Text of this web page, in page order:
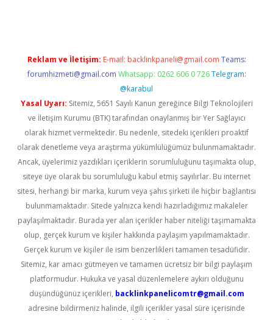
Reklam ve İletişim: E-mail: backlinkpaneli@gmail.com Teams:
forumhizmeti@gmail.com Whatsapp: 0262 606 0 726 Telegram:
@karabul
Yasal Uyarı: Sitemiz, 5651 Sayılı Kanun gereğince Bilgi Teknolojileri
ve İletişim Kurumu (BTK) tarafından onaylanmış bir Yer Sağlayıcı
olarak hizmet vermektedir. Bu nedenle, sitedeki içerikleri proaktif
olarak denetleme veya araştırma yükümlülüğümüz bulunmamaktadır.
Ancak, üyelerimiz yazdıkları içeriklerin sorumluluğunu taşımakta olup,
siteye üye olarak bu sorumluluğu kabul etmiş sayılırlar. Bu internet
sitesi, herhangi bir marka, kurum veya şahıs şirketi ile hiçbir bağlantısı
bulunmamaktadır. Sitede yalnızca kendi hazırladığımız makaleler
paylaşılmaktadır. Burada yer alan içerikler haber niteliği taşımamakta
olup, gerçek kurum ve kişiler hakkında paylaşım yapılmamaktadır.
Gerçek kurum ve kişiler ile isim benzerlikleri tamamen tesadüfidir.
Sitemiz, kar amacı gütmeyen ve tamamen ücretsiz bir bilgi paylaşım
platformudur. Hukuka ve yasal düzenlemelere aykırı olduğunu
düşündüğünüz içerikleri, backlinkpanelicomtr@gmail.com
adresine bildirmeniz halinde, ilgili içerikler yasal süre içerisinde